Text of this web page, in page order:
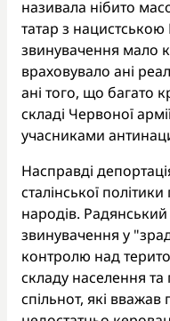
називала нібито
татар з
звинувачення мало
враховувало ані
ані того, що багато
складі Червоної
учасниками
Насправді
сталінської
народів.
звинувачення у
контролю над
складу населення
спільнот, які